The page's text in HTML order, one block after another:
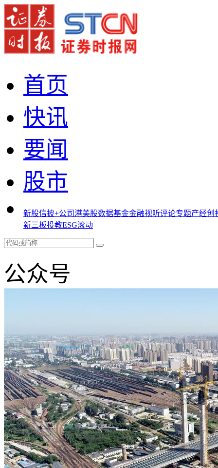
首页
快讯
要闻
股市
新股信披+公司港美股数据基金金融视听评论专题产经创
新三板投教ESG滚动
公众号